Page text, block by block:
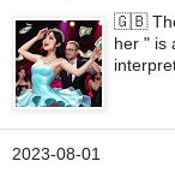
🇬🇧 The
her " is
2023-08-01